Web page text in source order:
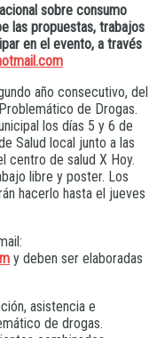
sobre consumo
las propuestas, trabajos
en el evento, a través
año consecutivo, del
de Drogas.
los días 5 y 6 de
Salud local junto a las
centro de salud X Hoy.
libre y poster. Los
hacerlo hasta el jueves
y deben ser elaboradas
asistencia e
de drogas.